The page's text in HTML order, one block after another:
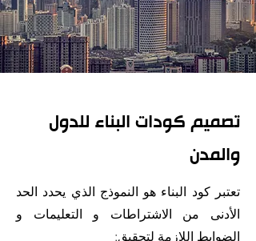
تصميم كودات البناء للدول
والمدن
تعتبر كود البناء هو النموذج الذي يحدد الحد
الأدنى من الاشتراطات و التعليمات و
الضوابط اللازمة لتحقيق: